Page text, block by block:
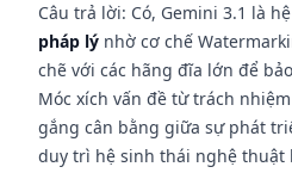
Câu trả lời: Có, Gemini 3.1 là
pháp lý nhờ cơ chế
chẽ với các hãng đĩa lớn để
Móc xích vấn đề từ trách
gắng cân bằng giữa sự phát
duy trì hệ sinh thái nghệ thuật